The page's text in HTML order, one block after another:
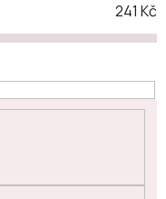
241 Kč